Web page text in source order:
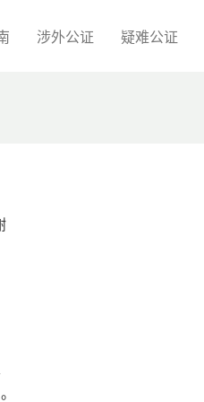
涉外公证 疑难公证